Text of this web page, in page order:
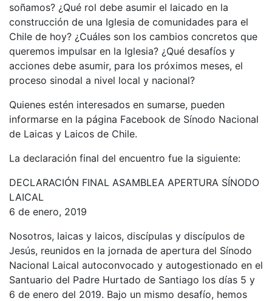
soñamos? ¿Qué rol debe asumir el laicado en la
construcción de una Iglesia de comunidades para el
Chile de hoy? ¿Cuáles son los cambios concretos que
queremos impulsar en la Iglesia? ¿Qué desafíos y
acciones debe asumir, para los próximos meses, el
proceso sinodal a nivel local y nacional?
Quienes estén interesados en sumarse, pueden
informarse en la página Facebook de Sínodo Nacional
de Laicas y Laicos de Chile.
La declaración final del encuentro fue la siguiente:
DECLARACIÓN FINAL ASAMBLEA APERTURA SÍNODO
LAICAL
6 de enero, 2019
Nosotros, laicas y laicos, discípulas y discípulos de
Jesús, reunidos en la jornada de apertura del Sínodo
Nacional Laical autoconvocado y autogestionado en el
Santuario del Padre Hurtado de Santiago los días 5 y
6 de enero del 2019. Bajo un mismo desafío, hemos